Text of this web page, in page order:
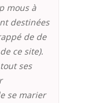
mous à
destinées
de de
ce site).
ses
se marier